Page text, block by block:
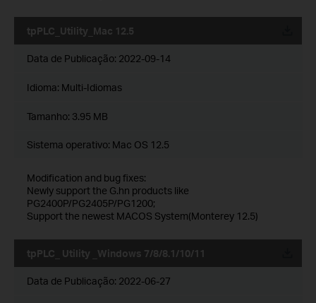
tpPLC_Utility_Mac 12.5
Data de Publicação: 2022-09-14
Idioma: Multi-Idiomas
Tamanho: 3.95 MB
Sistema operativo: Mac OS 12.5
Modification and bug fixes:
Newly support the G.hn products like
PG2400P/PG2405P/PG1200;
Support the newest MACOS System(Monterey 12.5)
tpPLC_ Utility _Windows 7/8/8.1/10/11
Data de Publicação: 2022-06-27